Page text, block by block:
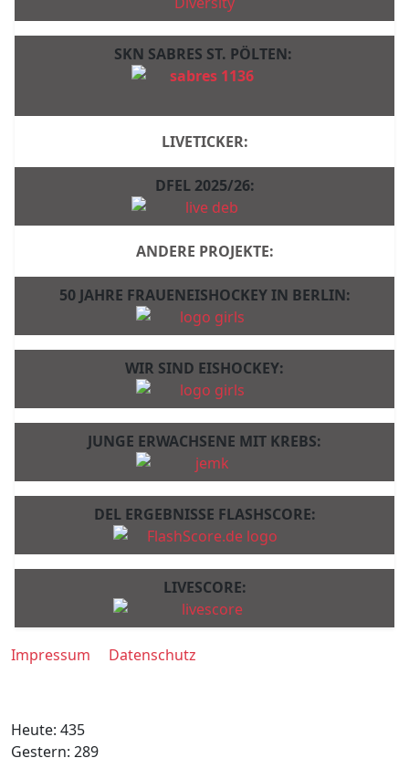
SKN SABRES ST. PÖLTEN:
LIVETICKER:
DFEL 2025/26:
ANDERE PROJEKTE:
50 JAHRE FRAUENEISHOCKEY IN BERLIN:
WIR SIND EISHOCKEY:
JUNGE ERWACHSENE MIT KREBS:
DEL ERGEBNISSE FLASHSCORE:
LIVESCORE:
Impressum Datenschutz
Heute: 435
Gestern: 289